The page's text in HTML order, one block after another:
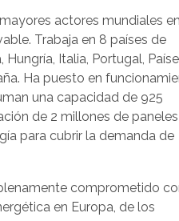
actores mundiales
Trabaja en 8 países de
Hungría, Italia, Portugal,
Ha puesto en
una capacidad de 925
de 2 millones de paneles
para cubrir la demanda de
comprometido
en Europa, de los